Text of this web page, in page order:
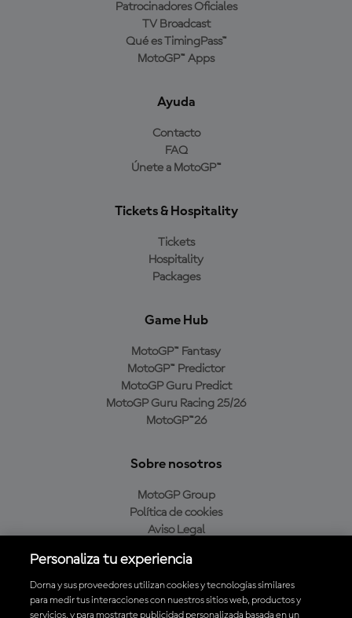
Patrocinadores Oficiales
TV Broadcast
Qué es TimingPass™
MotoGP™ Apps
Ayuda
Contacto
FAQ
Únete a MotoGP™
Tickets & Hospitality
Tickets
Hospitality
Packages
Game Hub
MotoGP™ Fantasy
MotoGP™ Predictor
MotoGP Guru Predict
MotoGP Guru Racing 25/26
MotoGP™26
Sobre nosotros
MotoGP Group
Política de cookies
Aviso Legal
Política de compra
Personaliza tu experiencia
Dorna y sus proveedores utilizan cookies y tecnologías similares
para medir tus interacciones con nuestros sitios web, productos y
servicios, y para mostrarte publicidad personalizada basada en un